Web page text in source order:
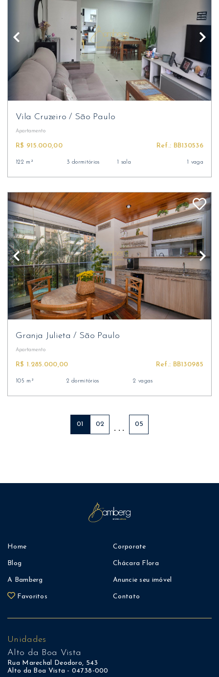
Vila Cruzeiro/ São Paulo
Apartamento
R$ 915.000,00 Ref.: BB130536
122 m² 3 dormitórios 1 sala 1 vaga
Granja Julieta/ São Paulo
Apartamento
R$ 1.285.000,00 Ref.: BB130985
105 m² 2 dormitórios 2 vagas
01 02 . . . 05
Home
Blog
A Bamberg
Favoritos
Corporate
Chácara Flora
Anuncie seu imóvel
Contato
Unidades
Alto da Boa Vista
Rua Marechal Deodoro, 543
Alto da Boa Vista - 04738-000